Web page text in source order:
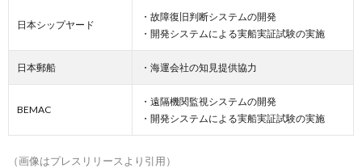
日本シップヤード
・故障復旧判断システムの開発
・開発システムによる実船実証試験の実施
日本郵船 ・海運会社の知見提供協力
BEMAC
・遠隔機関監視システムの開発
・開発システムによる実船実証試験の実施
（画像はプレスリリースより引用）